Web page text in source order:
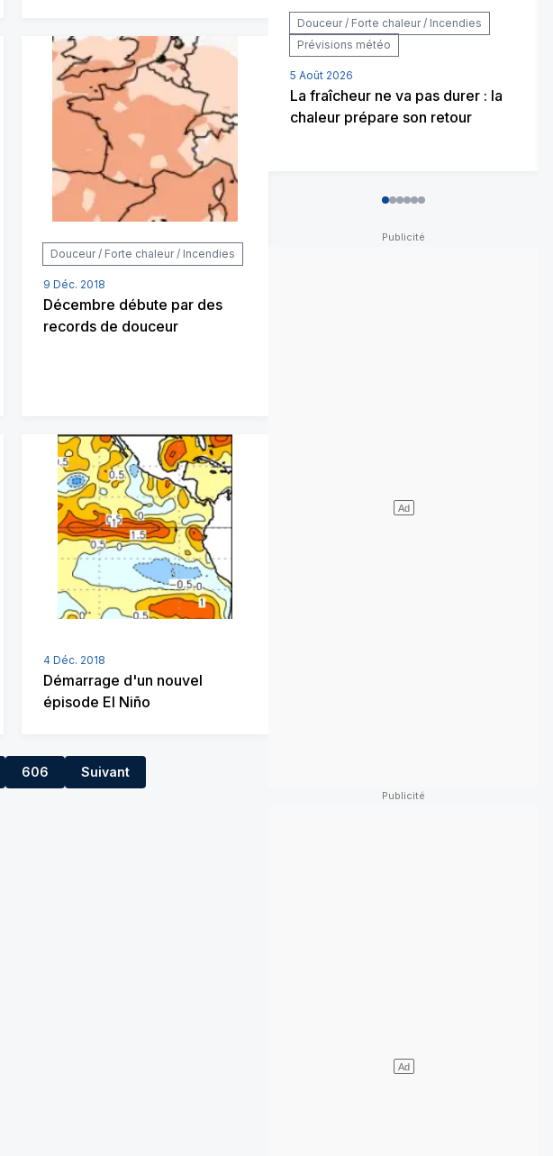
Douceur / Forte chaleur / Incendies
9 Déc. 2018
Décembre débute par des
records de douceur
4 Déc. 2018
Démarrage d'un nouvel
épisode El Niño
606 Suivant
Douceur / Forte chaleur / Incendies
Prévisions météo
5 Août 2026
La fraîcheur ne va pas durer : la
chaleur prépare son retour
012345